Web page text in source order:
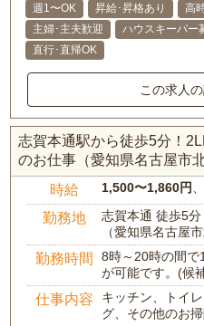
週1〜OK
昇給･昇格あり 高
主婦･主夫歓迎
ハウスキーパー
直行･直帰OK
この求人
志賀本通駅から徒歩5分！
のお仕事（愛知県名古屋市北
時給 1,500〜1,860円
勤務地
志賀本通 徒歩5分
（愛知県名古屋
勤務時間
8時～20時の間で
が可能です。(候
仕事内容
キッチン、トイ
グ、その他のお